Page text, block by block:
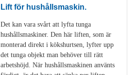
Lift för hushållsmaskin.
Det kan vara svårt att lyfta tunga
hushållsmaskiner. Den här liften, som är
monterad direkt i kökshurtsen, lyfter upp
det tunga objekt man behöver till rätt
arbetshöjd. När hushållsmaskinen använts